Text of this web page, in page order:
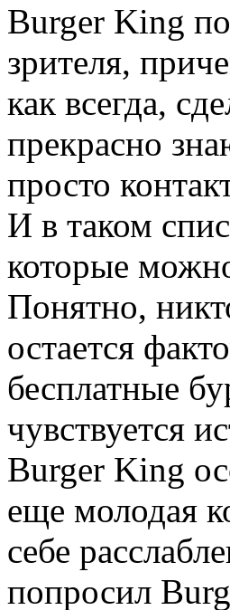
Burger King
зрителя,
как всегда,
прекрасно
просто
И в таком
которые
Понятно,
остается
бесплатные
чувствуется
Burger King
еще молодая
себе
попросил